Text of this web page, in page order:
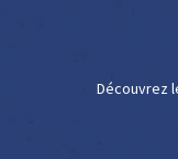
Découvrez